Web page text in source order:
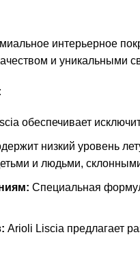
интерьерное
и уникальными
обеспечивает
низкий уровень
и людьми,
Специальная
Arioli Liscia предлагает